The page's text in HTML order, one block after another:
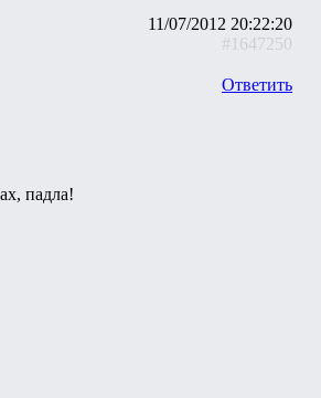
11/07/2012 20:22:20
#1647250
Ответить
падла!